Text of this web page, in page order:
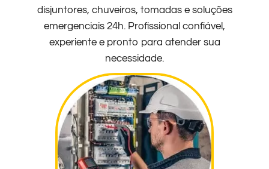
disjuntores, chuveiros, tomadas e soluções
emergenciais 24h. Profissional confiável,
experiente e pronto para atender sua
necessidade.